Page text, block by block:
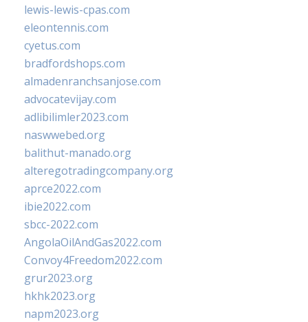
lewis-lewis-cpas.com
eleontennis.com
cyetus.com
bradfordshops.com
almadenranchsanjose.com
advocatevijay.com
adlibilimler2023.com
naswwebed.org
balithut-manado.org
alteregotradingcompany.org
aprce2022.com
ibie2022.com
sbcc-2022.com
AngolaOilAndGas2022.com
Convoy4Freedom2022.com
grur2023.org
hkhk2023.org
napm2023.org